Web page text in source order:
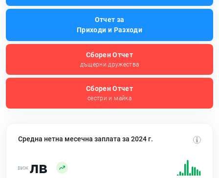
Отчет за
Приходи и Разходи
Сборен Отчет
дъщерни дружества
Сборен Отчет
сестри и майка
Средна нетна месечна заплата за 2024 г.
лв